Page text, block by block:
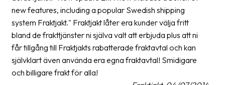
company
About
Fraktjakt
Media
new features, including a popular Swedish shipping
system Fraktjakt." Fraktjakt låter era kunder välja fritt
bland de frakttjänster ni själva valt att erbjuda plus att ni
får tillgång till Fraktjakts rabatterade fraktavtal och kan
självklart även använda era egna fraktavtal! Smidigare
och billigare frakt för alla!